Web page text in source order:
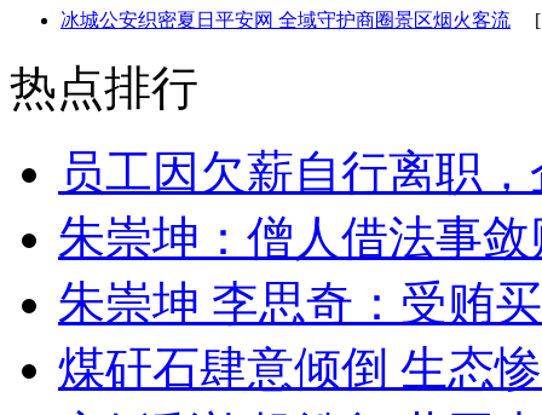
冰城公安织密夏日平安网 全域守护商圈景区烟火客流 [
热点排行
员工因欠薪自行离职
朱崇坤：僧人借法事
朱崇坤 李思奇：受贿
煤矸石肆意倾倒 生态